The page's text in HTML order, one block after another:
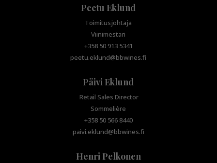
Peetu Eklund
Toimitusjohtaja
Viinimestari
+358 50 913 5341
peetu.eklund@bbwines.fi
Päivi Eklund
Retail Sales Director
Sommelière
+358 50 566 8440
paivi.eklund@bbwines.fi
Henri Pelkonen